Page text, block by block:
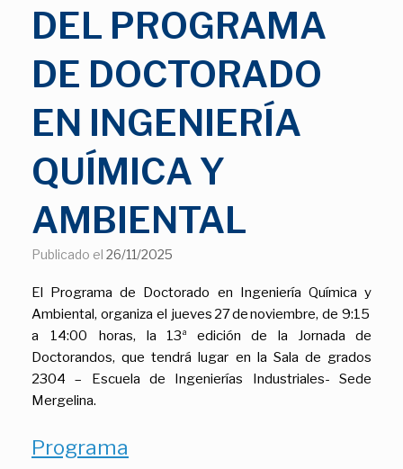
DEL PROGRAMA
DE DOCTORADO
EN INGENIERÍA
QUÍMICA Y
AMBIENTAL
Publicado el 26/11/2025
El Programa de Doctorado en Ingeniería Química y
Ambiental, organiza el jueves 27 de noviembre, de 9:15
a 14:00 horas, la 13ª edición de la Jornada de
Doctorandos, que tendrá lugar en la Sala de grados
2304 – Escuela de Ingenierías Industriales- Sede
Mergelina.
Programa